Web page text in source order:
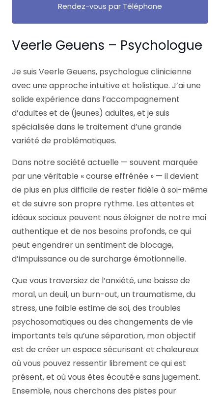
Veerle Geuens – Psychologue
Je suis Veerle Geuens, psychologue clinicienne
avec une approche intuitive et holistique. J’ai une
solide expérience dans l’accompagnement
d’adultes et de (jeunes) adultes, et je suis
spécialisée dans le traitement d’une grande
variété de problématiques.
Dans notre société actuelle — souvent marquée
par une véritable « course effrénée » — il devient
de plus en plus difficile de rester fidèle à soi-même
et de suivre son propre rythme. Les attentes et
idéaux sociaux peuvent nous éloigner de notre moi
authentique et de nos besoins profonds, ce qui
peut engendrer un sentiment de blocage,
d’impuissance ou de surcharge émotionnelle.
Que vous traversiez de l’anxiété, une baisse de
moral, un deuil, un burn-out, un traumatisme, du
stress, une faible estime de soi, des troubles
psychosomatiques ou des changements de vie
importants tels qu’une séparation, mon objectif
est de créer un espace sécurisant et chaleureux
où vous pouvez ressentir librement ce qui est
présent, et où vous êtes écouté·e sans jugement.
Ensemble, nous cherchons des pistes pour
Rendez-vous par Téléphone